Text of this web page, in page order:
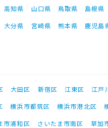
高知県 山口県 鳥取県 島根県
大分県 宮崎県 熊本県 鹿児島
大田区 新宿区 江東区 江戸
横浜市都筑区 横浜市港北区
市浦和区 さいたま市南区 草加